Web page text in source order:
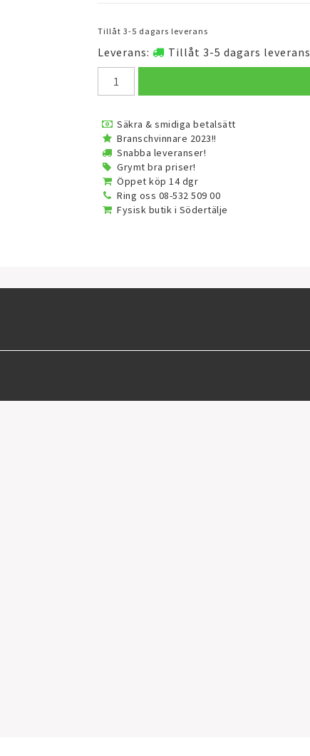
Tillåt 3-5 dagars leverans
Leverans: Tillåt 3-5 dagars leverans
Säkra & smidiga betalsätt
Branschvinnare 2023!!
Snabba leveranser!
Grymt bra priser!
Öppet köp 14 dgr
Ring oss 08-532 509 00
Fysisk butik i Södertälje